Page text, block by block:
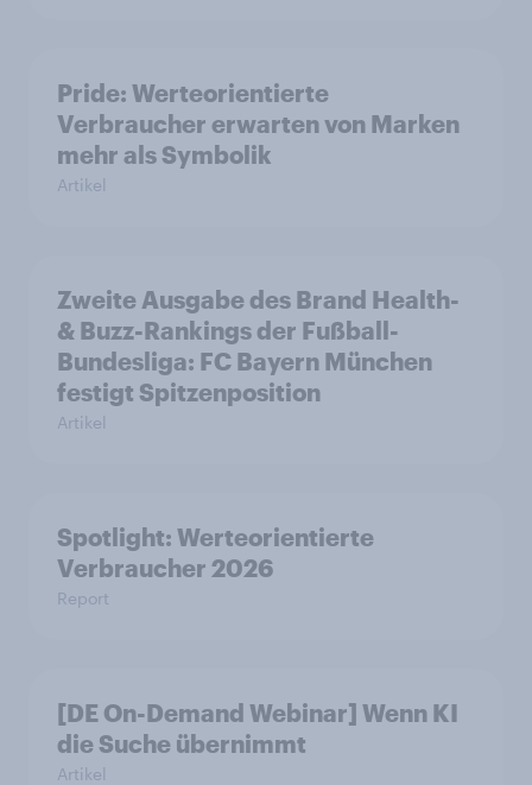
Pride: Werteorientierte
Verbraucher erwarten von Marken
mehr als Symbolik
Artikel
Zweite Ausgabe des Brand Health-
& Buzz-Rankings der Fußball-
Bundesliga: FC Bayern München
festigt Spitzenposition
Artikel
Spotlight: Werteorientierte
Verbraucher 2026
Report
[DE On-Demand Webinar] Wenn KI
die Suche übernimmt
Artikel